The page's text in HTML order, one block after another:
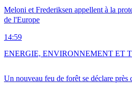
Meloni et Frederiksen appellent à la
de l'Europe
14:59
Un nouveau feu de forêt se déclare près
ENERGIE, ENVIRONNEMENT ET